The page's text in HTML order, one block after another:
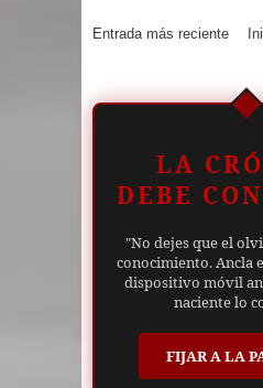
Entrada más reciente
LA
DEBE
"No dejes que el
conocimiento. Ancla
dispositivo móvil
naciente lo
FIJAR A LA